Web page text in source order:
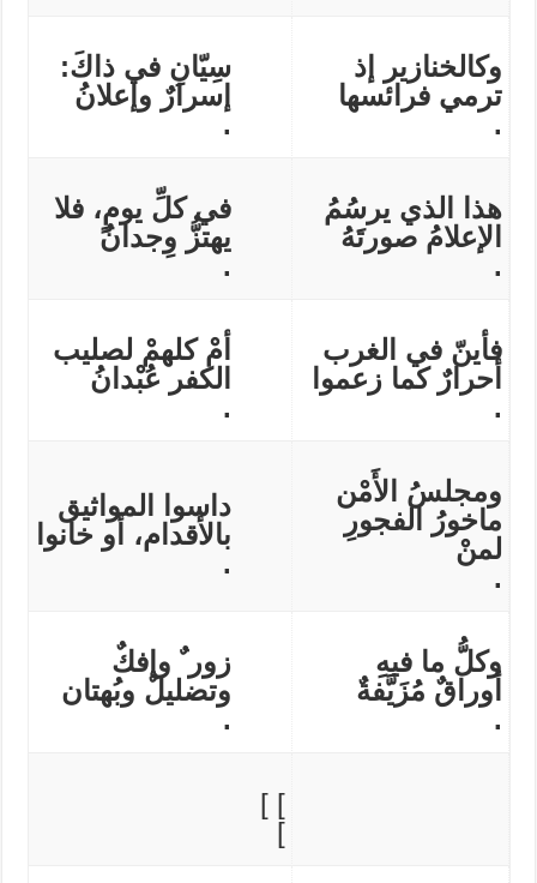
وكالخنازير إذ
ترمي فرائسها
.
سِيّانِ في ذاكَ:
إسرارٌ وإعلانُ
.
هذا الذي يرسُمُ
الإعلامُ صورتَهُ
.
في كلِّ يومٍ، فلا
يهتزُّ وِجدانُ
.
فأينّ في الغرب
أحرارٌ كما زعموا
.
أمْ كلهمْ لصليب
الكفر عُبْدانُ
.
ومجلسُ الأَمْن
ماخورُ الفجورِ
لمنْ
.
داسوا المواثيق
بالأقدام، أو خانوا
.
وكلُّ ما فيهِ
أوراقٌ مُزَيَّفةٌ
.
زور ٌ وإفكٌ
وتضليلٌ وبُهتان
.
] ]
]